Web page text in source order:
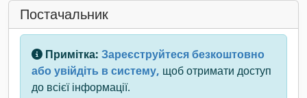
Постачальник
Примітка: Зареєструйтеся безкоштовно
або увійдіть в систему, щоб отримати доступ
до всієї інформації.